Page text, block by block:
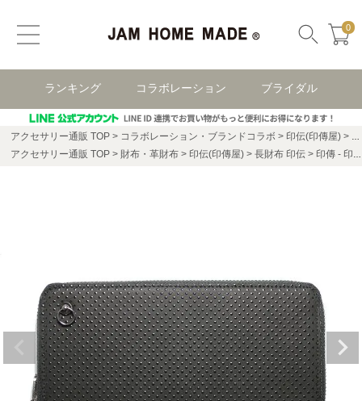
0
ランキング コラボレーション ブライダル
アクセサリー通販 TOP コラボレーション・ブランドコラボ 印伝(印傳屋)
アクセサリー通販 TOP
財布・革財布 印伝(印傳屋) 長財布 印伝 印傳 - 印伝屋 ラウンドファスナー 長財布 ドット柄 / ロングウォレット